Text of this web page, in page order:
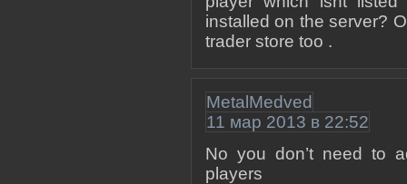
installed on the server?
trader store too .
MetalMedved
11 мар 2013 в 22:52
No you don’t need to
players